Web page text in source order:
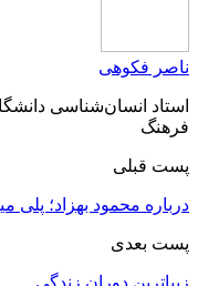
ناصر فکوهی
استاد انسان‌شناسی
فرهنگ
پست قبلی
درباره محمود بهزاد؛ پلى
پست بعدی
زیباترین دوران زندگی